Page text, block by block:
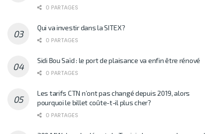
0 PARTAGES
Qui va investir dans la SITEX?
0 PARTAGES
Sidi Bou Saïd : le port de plaisance va enfin être rénové
0 PARTAGES
Les tarifs CTN n’ont pas changé depuis 2019, alors
pourquoi le billet coûte-t-il plus cher?
0 PARTAGES